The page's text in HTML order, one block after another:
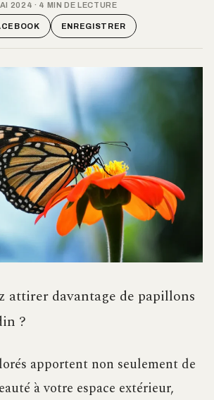
2024 · 4 MIN DE LECTURE
ENREGISTRER
attirer davantage de papillons
?
apportent non seulement de
à votre espace extérieur,